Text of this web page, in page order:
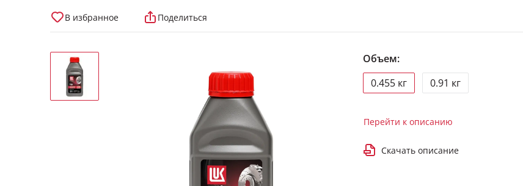
В избранное Поделиться
Объем:
0.455 кг
0.91 кг
Перейти к описанию
Скачать описание